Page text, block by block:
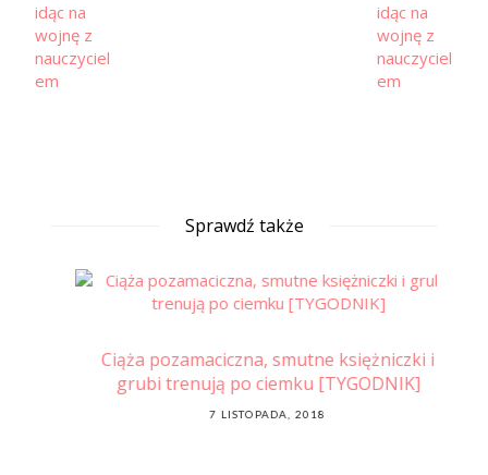
Sprawdź także
Ciąża pozamaciczna, smutne księżniczki i
grubi trenują po ciemku [TYGODNIK]
POSTED
7 LISTOPADA, 2018